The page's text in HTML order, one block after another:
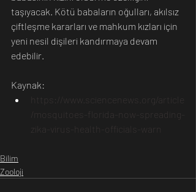
taşıyacak. Kötü babaların oğulları, akılsız
çiftleşme kararları ve mahkum kızları için
yeni nesil dişileri kandırmaya devam
edebilir.
Kaynak:
https://www.sciencenews.org/article
/mosquitoes-florida-now-spreading-
zika-virus-health-officials-warn
Bilim
Zooloji